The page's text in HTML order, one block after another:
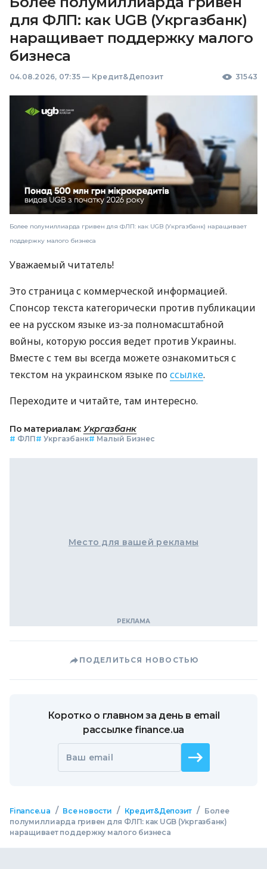
для ФЛП: как UGB (Укргазбанк)
наращивает поддержку малого
бизнеса
04.08.2026, 07:35 — Кредит&Депозит 31543
Более полумиллиарда гривен для ФЛП: как UGB (Укргазбанк) наращивает
поддержку малого бизнеса
Уважаемый читатель!
Это страница с коммерческой информацией.
Спонсор текста категорически против публикации
ее на русском языке из-за полномасштабной
войны, которую россия ведет против Украины.
Вместе с тем вы всегда можете ознакомиться с
текстом на украинском языке поссылке.
Переходите и читайте, там интересно.
По материалам: Укргазбанк
# ФЛП# Укргазбанк# Малый Бизнес
Место для вашей рекламы
ПОДЕЛИТЬСЯ НОВОСТЬЮ
Коротко о главном за день в email
рассылке finance.ua
Ваш email
Finance.ua / Все новости / Кредит&Депозит /
Более
полумиллиарда гривен для ФЛП: как UGB (Укргазбанк)
наращивает поддержку малого бизнеса